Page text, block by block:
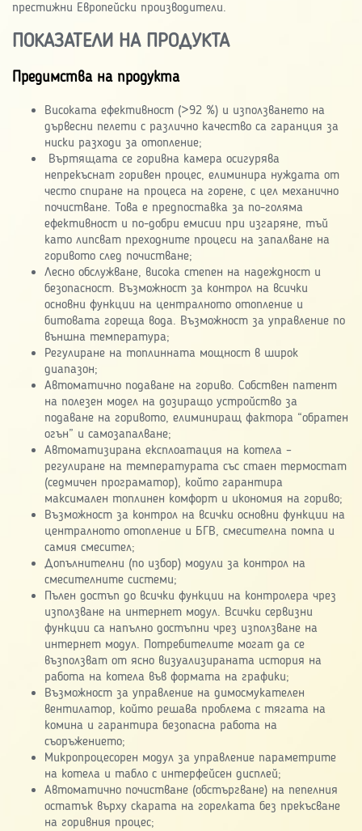
престижни Европейски производители.
ПОКАЗАТЕЛИ НА ПРОДУКТА
Предимства на продукта
Високата ефективност (>92 %) и използването на
дървесни пелети с различно качество са гаранция за
ниски разходи за отопление;
Въртящата се горивна камера осигурява
непрекъснат горивен процес, елиминира нуждата от
често спиране на процеса на горене, с цел механично
почистване. Това е предпоставка за по-голяма
ефективност и по-добри емисии при изгаряне, тъй
като липсват преходните процеси на запалване на
горивото след почистване;
Лесно обслужване, висока степен на надеждност и
безопасност. Възможност за контрол на всички
основни функции на централното отопление и
битовата гореща вода. Възможност за управление по
външна температура;
Регулиране на топлинната мощност в широк
диапазон;
Автоматично подаване на гориво. Собствен патент
на полезен модел на дозиращо устройство за
подаване на горивото, елиминиращ фактора “обратен
огън” и самозапалване;
Автоматизирана експлоатация на котела –
регулиране на температурата със стаен термостат
(седмичен програматор), който гарантира
максимален топлинен комфорт и икономия на гориво;
Възможност за контрол на всички основни функции на
централното отопление и БГВ, смесителна помпа и
самия смесител;
Допълнителни (по избор) модули за контрол на
смесителните системи;
Пълен достъп до всички функции на контролера чрез
използване на интернет модул. Всички сервизни
функции са напълно достъпни чрез използване на
интернет модул. Потребителите могат да се
възползват от ясно визуализираната история на
работа на котела във формата на графики;
Възможност за управление на димосмукателен
вентилатор, който решава проблема с тягата на
комина и гарантира безопасна работа на
съоръжението;
Микропроцесорен модул за управление параметрите
на котела и табло с интерфейсен дисплей;
Автоматично почистване (обстъргване) на пепелния
остатък върху скарата на горелката без прекъсване
на горивния процес;